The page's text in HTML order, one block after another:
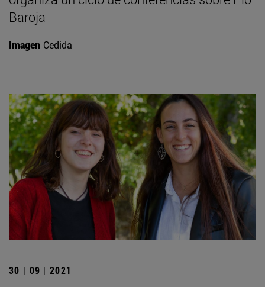
Baroja
Imagen Cedida
30 | 09 | 2021